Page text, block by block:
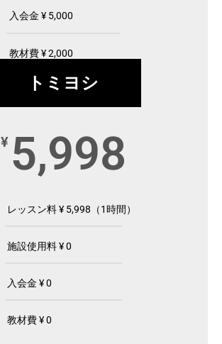
入会金 ¥ 5,000
教材費 ¥ 2,000
トミヨシ
¥ 5,998
レッスン料 ¥ 5,998（1時間）
施設使用料 ¥ 0
入会金 ¥ 0
教材費 ¥ 0